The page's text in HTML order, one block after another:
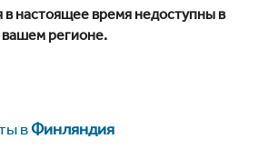
настоящее время недоступны в
вашем регионе.
вФинляндия